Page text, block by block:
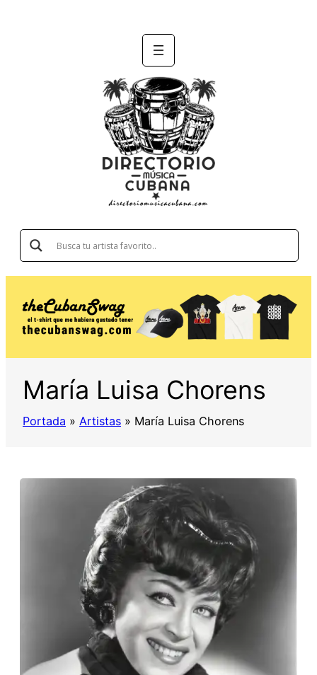
María Luisa Chorens
Portada » Artistas » María Luisa Chorens